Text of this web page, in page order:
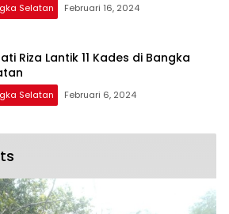
Selatan Februari 16, 2024
Riza Lantik 11 Kades di Bangka
Selatan Februari 6, 2024